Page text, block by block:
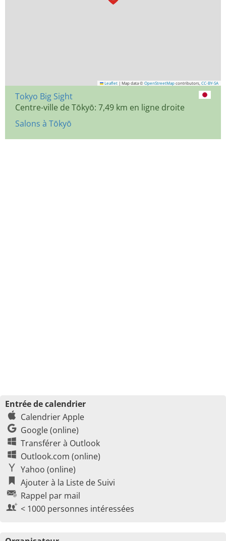
Leaflet | Map data © OpenStreetMap contributors, CC-BY-SA
Tokyo Big Sight
Centre-ville de Tōkyō: 7,49 km en ligne droite
Salons à Tōkyō
Entrée de calendrier
Calendrier Apple
Google (online)
Transférer à Outlook
Outlook.com (online)
Yahoo (online)
Ajouter à la Liste de Suivi
Rappel par mail
< 1000 personnes intéressées